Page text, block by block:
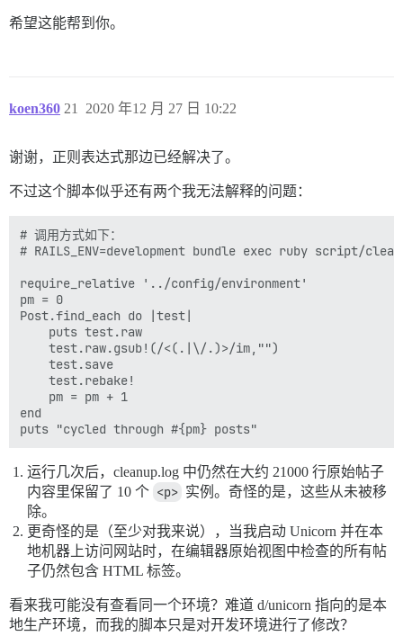
希望这能帮到你。
koen360 2020 年12 月 27 日 10:22
21
谢谢，正则表达式那边已经解决了。
不过这个脚本似乎还有两个我无法解释的问题：
# 调用方式如下：
# RAILS_ENV=development bundle exec ruby script/
require_relative '../config/environment'
pm = 0
Post.find_each do |test|
end
运行几次后，cleanup.log 中仍然在大约 21000 行原始帖子
内容里保留了 10 个 <p> 实例。奇怪的是，这些从未被移
除。
更奇怪的是（至少对我来说），当我启动 Unicorn 并在本
地机器上访问网站时，在编辑器原始视图中检查的所有帖
子仍然包含 HTML 标签。
看来我可能没有查看同一个环境？难道 d/unicorn 指向的是本
地生产环境，而我的脚本只是对开发环境进行了修改？